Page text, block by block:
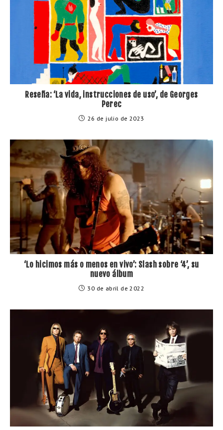
Reseña: ‘La vida, instrucciones de uso’, de Georges
Perec
26 de julio de 2023
‘Lo hicimos más o menos en vivo’: Slash sobre ‘4’, su
nuevo álbum
30 de abril de 2022